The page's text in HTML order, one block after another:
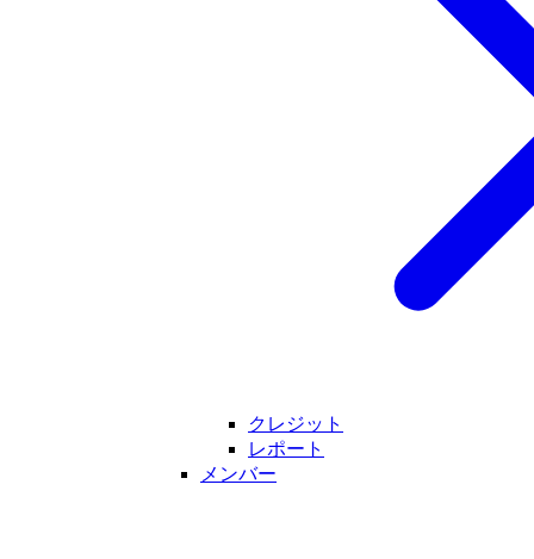
クレジット
レポート
メンバー